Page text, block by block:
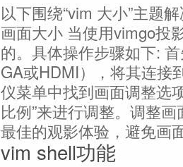
以下围绕“vim 大小”主题
画面大小 当使用vimgo投
的。具体操作步骤如下:
GA或HDMI），将其连接
仪菜单中找到画面调整选
比例”来进行调整。调整
最佳的观影体验，避免画
vim shell功能